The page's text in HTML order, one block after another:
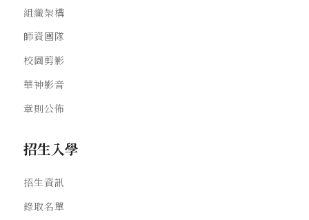
組織架構
師資團隊
校園剪影
華神影音
章則公佈
招生入學
招生資訊
錄取名單